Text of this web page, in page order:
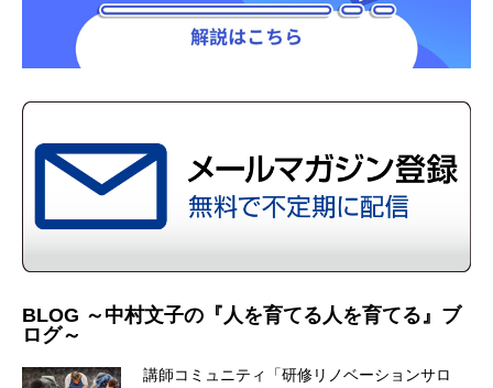
BLOG ～中村文子の『人を育てる人を育てる』ブ
ログ～
講師コミュニティ「研修リノベーションサロ